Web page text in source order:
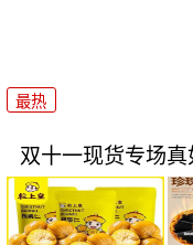
最热
双十一现货专场真